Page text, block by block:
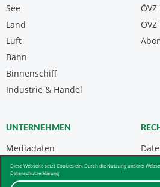
Diese Webseite setzt Cookies ein. Durch die Nutzung unserer
Datenschutzerklärung
See
Land
Luft
Bahn
Binnenschiff
Industrie & Handel
ÖVZ
UNTERNEHMEN
Mediadaten
Kontakt
Über uns & AGB